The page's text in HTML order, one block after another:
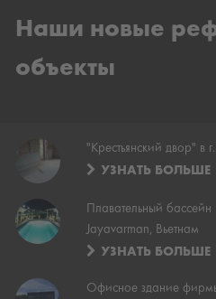
Наши новые
объекты
"Крестьянский двор" в
УЗНАТЬ БОЛЬШЕ
Плавательный
Jayavarman, Вьетнам
УЗНАТЬ БОЛЬШЕ
Офисное здание